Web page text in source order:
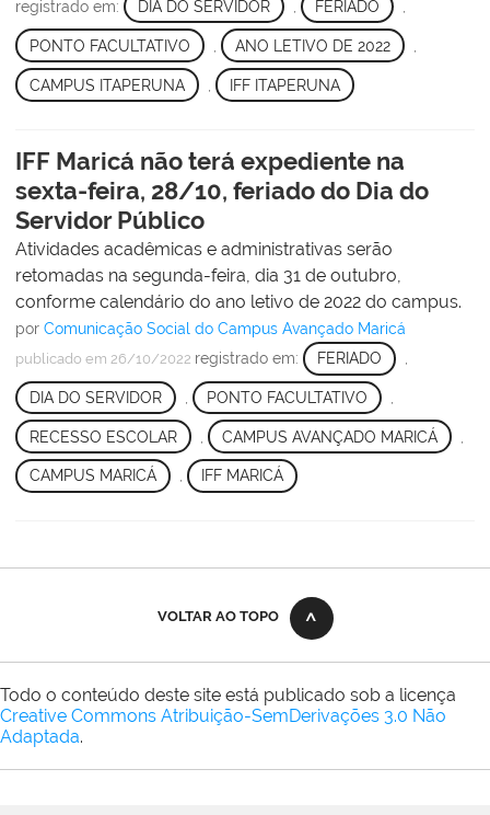
registrado em: DIA DO SERVIDOR FERIADO
PONTO FACULTATIVO ANO LETIVO DE 2022
CAMPUS ITAPERUNA IFF ITAPERUNA
IFF Maricá não terá expediente na
sexta-feira, 28/10, feriado do Dia do
Servidor Público
Atividades acadêmicas e administrativas serão
retomadas na segunda-feira, dia 31 de outubro,
conforme calendário do ano letivo de 2022 do campus.
por Comunicação Social do Campus Avançado Maricá
publicado em 26/10/2022 registrado em: FERIADO ,
DIA DO SERVIDOR PONTO FACULTATIVO
RECESSO ESCOLAR CAMPUS AVANÇADO MARICÁ
CAMPUS MARICÁ , IFF MARICÁ
VOLTAR AO TOPO
Todo o conteúdo deste site está publicado sob a licença
Creative Commons Atribuição-SemDerivações 3.0 Não
Adaptada.